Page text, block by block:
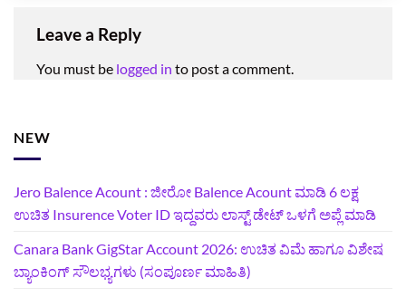
Leave a Reply
You must be logged in to post a comment.
NEW
Jero Balence Acount : ಜೀರೋ Balence Acount ಮಾಡಿ 6 ಲಕ್ಷ
ಉಚಿತ Insurence Voter ID ಇದ್ದವರು ಲಾಸ್ಟ್‌ ಡೇಟ್‌ ಒಳಗೆ ಅಪ್ಲೆ ಮಾಡಿ
Canara Bank GigStar Account 2026: ಉಚಿತ ವಿಮೆ ಹಾಗೂ ವಿಶೇಷ
ಬ್ಯಾಂಕಿಂಗ್ ಸೌಲಭ್ಯಗಳು (ಸಂಪೂರ್ಣ ಮಾಹಿತಿ)